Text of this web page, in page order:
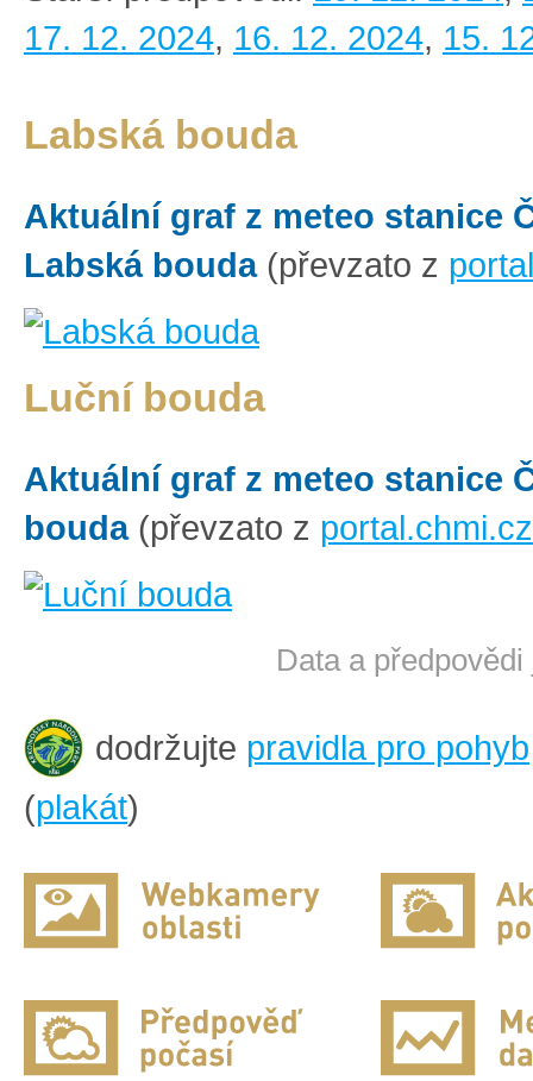
17. 12. 2024, 16. 12. 2024, 15.
Labská bouda
Aktuální graf z meteo stanice
Labská bouda(převzato z
Luční bouda
Aktuální graf z meteo stanice
bouda(převzato z portal.chmi.cz
Data a
dodržujte pravidla pro pohyb
(plakát)